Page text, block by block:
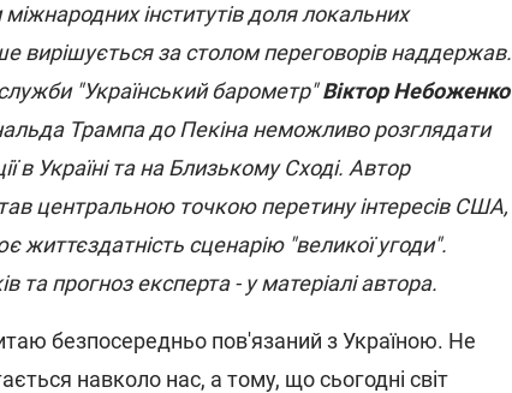
інститутів доля локальних
вирішується за столом переговорів наддержав.
"Український барометр"Віктор Небоженко
Трампа до Пекіна неможливо розглядати
в Україні та на Близькому Сході. Автор
центральною точкою перетину інтересів США,
життєздатність сценарію "великої угоди".
та прогноз експерта - у матеріалі автора.
безпосередньо пов'язаний з Україною. Не
навколо нас, а тому, що сьогодні світ